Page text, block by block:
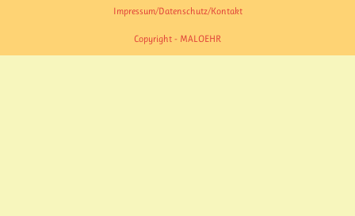
Impressum/Datenschutz/Kontakt
Copyright - MALOEHR